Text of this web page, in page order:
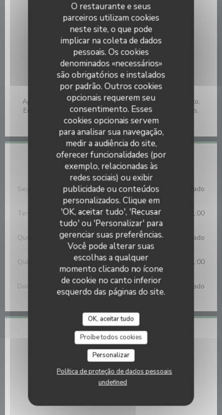
O restaurante e seus
parceiros utilizam cookies
neste site, o que pode
implicar na coleta de dados
pessoais. Os cookies
denominados «necessários»
são obrigatórios e instalados
por padrão. Outros cookies
opcionais requerem seu
consentimento. Esses
cookies opcionais servem
para analisar sua navegação,
medir a audiência do site,
oferecer funcionalidades (por
exemplo, relacionadas às
redes sociais) ou exibir
publicidade ou conteúdos
personalizados. Clique em
'OK, aceitar tudo', 'Recusar
tudo' ou 'Personalizar' para
gerenciar suas preferências.
Você pode alterar suas
escolhas a qualquer
momento clicando no ícone
de cookie no canto inferior
esquerdo das páginas do site.
OK, aceitar tudo
Proíbe todos cookies
Personalizar
Política de proteção de dados pessoais
undefined
Informações gerais
Culinária
Caseiro, produtos frescos
Serviços
Esplanada
Métodos de pagamento
Apple Pay, Ticket Restaurante, Pagamento sem contato,
Eurocard/Mastercard, Dinheiro, Visa, Cheques de férias,
Cartão Azul
Horário de abertura
Segunda-feira Fechado
Terça-feira 12:00 - 14:00 • 19:00 - 21:00
Quarta-feira Fechado
Qui 12:00 - 14:00 19:00 - 21:00
Domingo Fechado
Local
11 Rue du Doyen, 62200 Boulogne-sur-Mer 62200
Boulogne sur mer
03 21 30 13 08
Facebook ((abre numa nova janela))
Instagram ((abre numa